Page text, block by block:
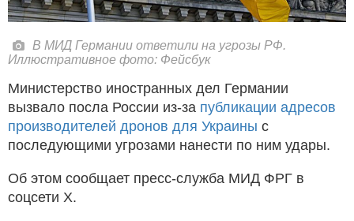
В МИД Германии ответили на угрозы РФ.
Иллюстративное фото: Фейсбук
Министерство иностранных дел Германии
вызвало посла России из-за публикации адресов
производителей дронов для Украины с
последующими угрозами нанести по ним удары.
Об этом сообщает пресс-служба МИД ФРГ в
соцсети X.